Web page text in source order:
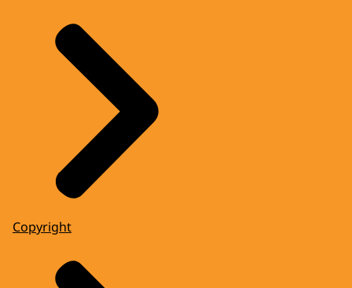
Copyright